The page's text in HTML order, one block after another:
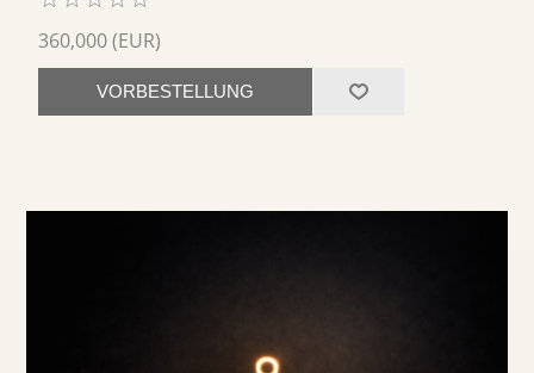
360,000 (EUR)
VORBESTELLUNG